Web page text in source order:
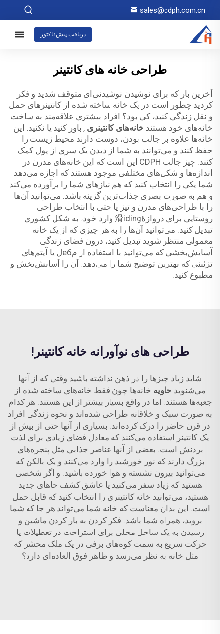
sales@cdph.com.cn
دریافت پیش‌فاکتور
طراحی خانه های کانتینر
آخرین بار که برای نوشیدن نوشیدنی‌ای متوقف شدید و فکر
کردید چطور است در یک خانه ساخته شده از کانتینرهای حمل
و نقل زندگی کنید، کی بود؟ افراد بیشتری علاقه‌مند به ساخت
خانه‌های خود هستند خانه‌های کانتینری , باور کنید یا نکنید. این
خانه‌ها علاوه بر جالب بودن، دوست دارند محیط زیست را
حفظ کنند و می‌توانند به شما از دیدن یک سری از پول کمک
کنند. چیز جالب CDPH این است که این خانه‌های مدرن در
اندازه‌ها و شکل‌های مختلفی موجود هستند که اجازه می‌دهد
شما یکی را انتخاب کنید که هم نیازهای شما را برآورده می‌کند
و هم به صورت بصری جذاب‌ترین گزینه باشد. می‌توانید آن‌ها
را با طراحی‌های مدرن و تیز یا حتی با انتخاب طراحی
روستایی برای دروازهٔ滑iding وارد خود، به شکل کشوری
تبدیل کنید. می‌توانید آن‌ها را به هر چیزی که از یک خانه
معمولی منتظر شوید تبدیل کنید، درون فضای زندگی
آسایش‌بخشی که می‌توانید با استفاده از مебل یا آیتم‌های
تزئینی که بهترین توضیح شما را می‌دهد، آن را آسایش‌بخش و
مطبوع کنید.
طراحی های نوآورانه خانه کانتینر!
شاید زیاد چیزها را در ذهن نداشته باشید وقتی که از آنها
می‌شنوید حاویه خانه‌ها چون فقط خانه‌های ساخته شده از
جعبه‌ها هستند، اما در واقع بسیار بیشتر از این هستند. هر کدام
به صورت سبک و خلاقانه طراحی شده‌اند و نحوه زندگی افراد
در قرن حاضر را درک کرده‌اند. بسیاری از آنها حتی از بیش از
یک کانتینر استفاده می‌کنند که معادل فضای زیادی برای لذت
بردنش است. بعضی از آنها عناصر جذابی مثل پنجره‌های
بزرگ دارند که نور خورشید را وارد می‌کنند و یک بالکن که
می‌توانید بیرون نشسته و هوا خورده باشید. و اگر شخصی
هستید که زیاد سفر می‌کنید یا عاشق کشف جاهای جدید
هستید، می‌توانید خانه کانتینری را انتخاب کنید که قابل حمل
است. این بدان معناست که خانه شما می‌تواند هر جا که شما
بروید، همراه شما باشد. فکر کردن به بار کردن ماشین و
رسیدن به یک ساحل محلی برای استراحت در تعطیلات یا
حرکت سریع به سمت کوه‌های برفی در یک ملک محشر که
مثل خانه به نظر می‌رسد و ظاهر فوق العاده‌ای دارد؟